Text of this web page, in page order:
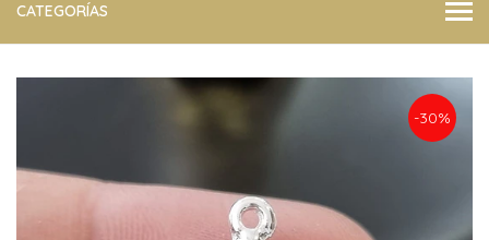
CATEGORÍAS
-30%